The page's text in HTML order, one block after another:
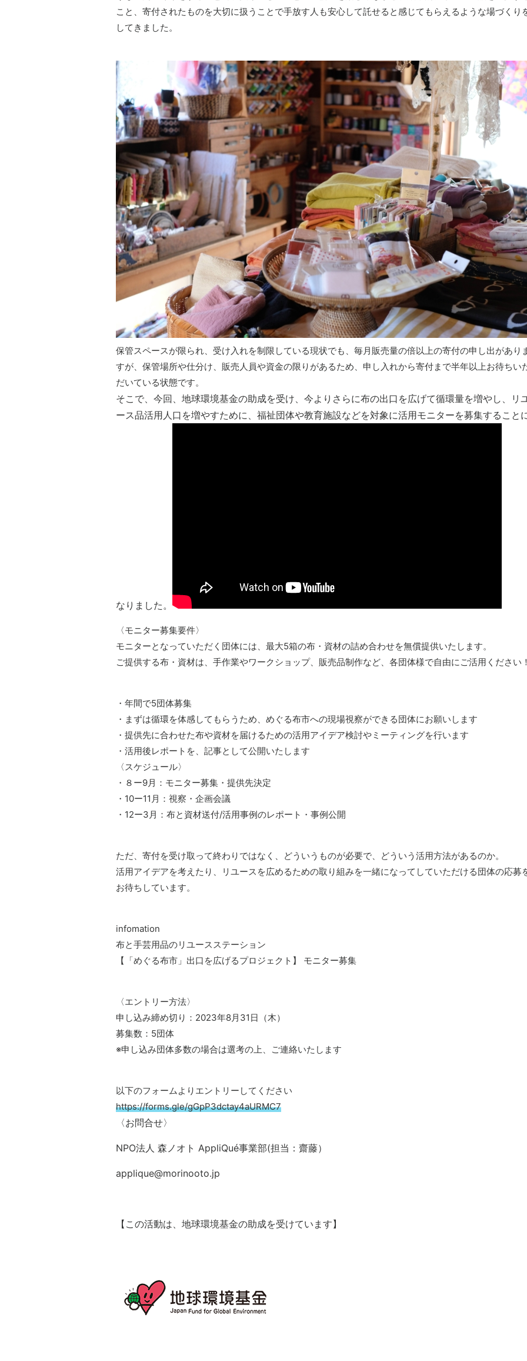
こと、寄付されたものを大切に扱うことで手放す人も安心して託せると感じてもらえるような場づくり
してきました。
保管スペースが限られ、受け入れを制限している現状でも、毎月販売量の倍以上の寄付の申し出があり
すが、保管場所や仕分け、販売人員や資金の限りがあるため、申し入れから寄付まで半年以上お待ちい
だいている状態です。
そこで、今回、地球環境基金の助成を受け、今よりさらに布の出口を広げて循環量を増やし、リ
ース品活用人口を増やすために、福祉団体や教育施設などを対象に活用モニターを募集すること
なりました。
〈モニター募集要件〉
モニターとなっていただく団体には、最大5箱の布・資材の詰め合わせを無償提供いたします。
ご提供する布・資材は、手作業やワークショップ、販売品制作など、各団体様で自由にご活用ください！
・年間で5団体募集
・まずは循環を体感してもらうため、めぐる布市への現場視察ができる団体にお願いします
・提供先に合わせた布や資材を届けるための活用アイデア検討やミーティングを行います
・活用後レポートを、記事として公開いたします
〈スケジュール〉
・８ー9月：モニター募集・提供先決定
・10ー11月：視察・企画会議
・12ー3月：布と資材送付/活用事例のレポート・事例公開
ただ、寄付を受け取って終わりではなく、どういうものが必要で、どういう活用方法があるのか。
活用アイデアを考えたり、リユースを広めるための取り組みを一緒になってしていただける団体の応募
お待ちしています。
infomation
布と手芸用品のリユースステーション
【「めぐる布市」出口を広げるプロジェクト】 モニター募集
〈エントリー方法〉
申し込み締め切り：2023年8月31日（木）
募集数：5団体
※申し込み団体多数の場合は選考の上、ご連絡いたします
以下のフォームよりエントリーしてください
https://forms.gle/gGpP3dctay4aURMC7
〈お問合せ〉
NPO法人 森ノオト AppliQué事業部(担当：齋藤）
applique@morinooto.jp
【この活動は、地球環境基金の助成を受けています】